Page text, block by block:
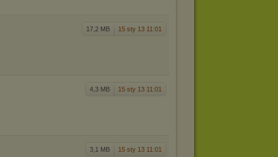
17,2 MB 15 sty 13 11:01
4,3 MB 15 sty 13 11:01
3,1 MB 15 sty 13 11:01